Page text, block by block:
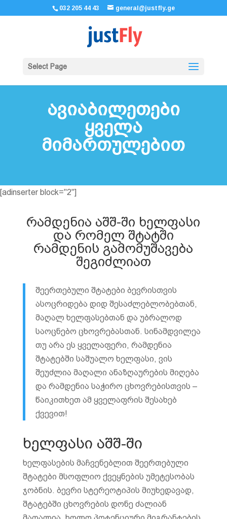
032 205 44 43 general@justfly.ge
Select Page
ავიაბილეთები
ყველა
მიმართულებით
[adinserter block="2"]
რამდენია აშშ-ში ხელფასი
და რომელ შტატში
რამდენის გამომუშავება
შეგიძლიათ
შეერთებული შტატები ბევრისთვის
ასოცრიდება დიდ შესაძლებლობებთან,
მაღალ ხელფასებთან და უბრალოდ
საოცნებო ცხოვრებასთან. სინამდვილეა
თუ არა ეს ყველაფერი, რამდენია
შტატებში საშუალო ხელფასი, ვის
შეუძლია მაღალი ანაზღაურების მიღება
და რამდენია საჭირო ცხოვრებისთვის –
წაიკითხეთ ამ ყველაფრის შესახებ
ქვევით!
ხელფასი აშშ-ში
ხელფასების მაჩვენებლით შეერთებული
შტატები მსოფლიო ქვეყნების უმეტესობას
ჯობნის. ბევრი სტერეოტიპის მიუხედავად,
შტატებში ცხოვრების დონე ძალიან